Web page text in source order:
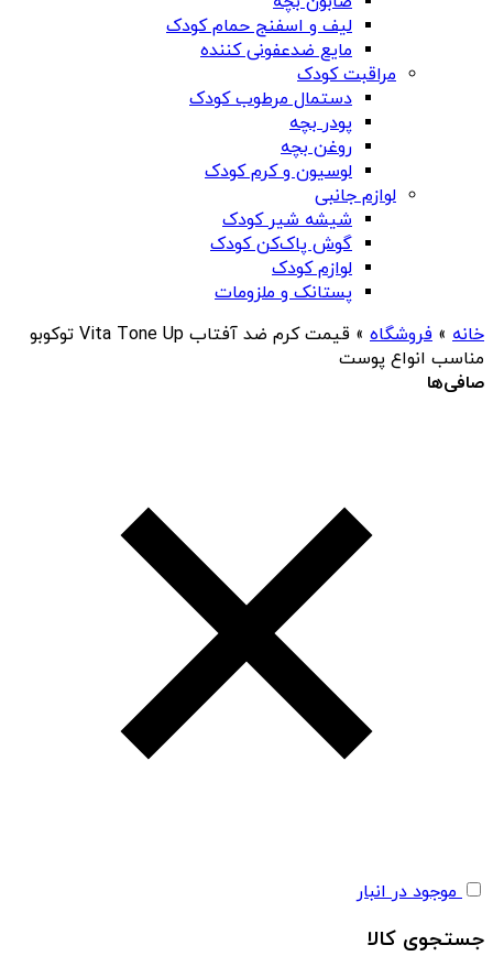
لیف و اسفنج حمام کودک
مایع ضدعفونی کننده
مراقبت کودک
دستمال مرطوب کودک
پودر بچه
روغن بچه
لوسیون و کرم کودک
لوازم جانبی
شیشه شیر کودک
گوش پاک‌کن کودک
لوازم کودک
پستانک و ملزومات
خانه » فروشگاه »
قیمت کرم ضد آفتاب Vita Tone Up توکوبو
مناسب انواع پوست
صافی‌ها
موجود در انبار
جستجوی کالا